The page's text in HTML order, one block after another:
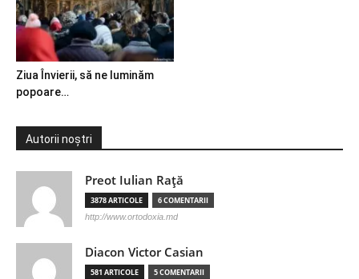
Ziua Învierii, să ne luminăm
popoare…
Autorii noștri
Preot Iulian Raţă
3878 ARTICOLE 6 COMENTARII
http://www.ortodoxia.md
Diacon Victor Casian
581 ARTICOLE 5 COMENTARII